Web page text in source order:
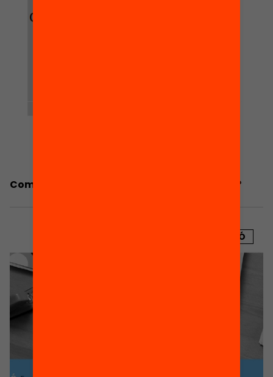
Com és l’orientació educativa a Catalunya?
PUBLICACIÓ